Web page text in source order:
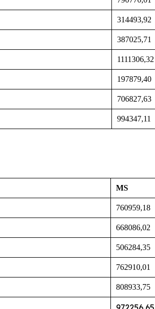
314493,92
387025,71
1111306,32
197879,40
706827,63
994347,11
MS
760959,18
668086,02
506284,35
762910,01
808933,75